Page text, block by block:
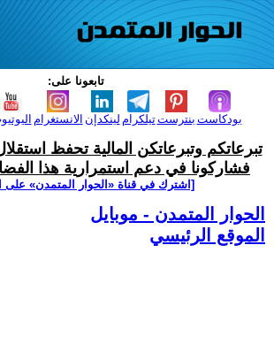
تابعونا على:
الانستغرام لينكدإن تيلكرامبنترست بودكاست
تبرعاتكم وتبرعاتكن المالية تحفظ
فشاركونا في دعم استمرارية هذا
[اشترك في قناة ‫«الحوار المتمدن» على
الحوار المتمدن - موبايل
الموقع الرئيسي